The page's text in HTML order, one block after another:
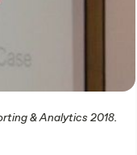
& Analytics 2018.